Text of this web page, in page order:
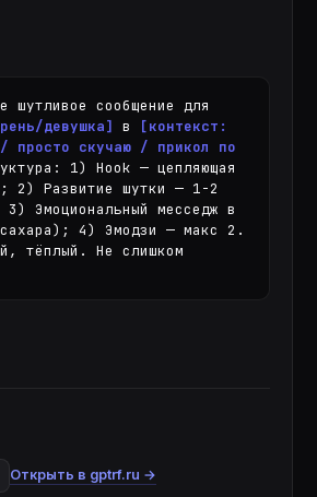
девушка] в [контекст:
просто скучаю / прикол по
1) Hook — цепляющая
2) Развитие шутки — 1-2
3) Эмоциональный месседж в
4) Эмодзи — макс 2.
тёплый. Не слишком
Открыть в gptrf.ru →